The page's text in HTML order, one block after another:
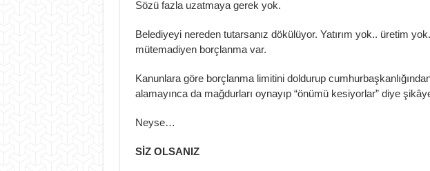
Sözü fazla uzatmaya gerek yok.
Belediyeyi nereden tutarsanız dökülüyor. Yatırım yok.. üretim
mütemadiyen borçlanma var.
Kanunlara göre borçlanma limitini doldurup
alamayınca da mağdurları oynayıp “önümü kesiyorlar” diye
Neyse…
SİZ OLSANIZ